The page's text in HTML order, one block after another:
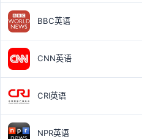
BBC英语
CNN英语
CRI英语
NPR英语